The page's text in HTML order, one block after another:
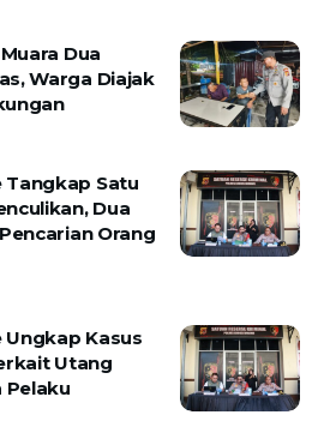
Dua
Warga Diajak
Tangkap Satu
Dua
Orang
Kasus
Utang
Pelaku